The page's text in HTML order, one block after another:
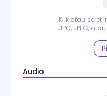
Pembuang Tanda
Pencipta Avatar
Model Video
Klik atau seret
JPG, JPEG,
Audio